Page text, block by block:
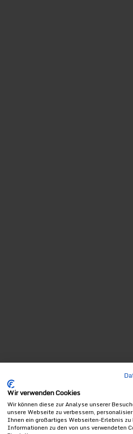
Wir verwenden Cookies
Wir können diese zur Analyse unserer
unsere Webseite zu verbessern,
Ihnen ein großartiges Webseiten-Erlebnis zu
Informationen zu den von uns verwendeten